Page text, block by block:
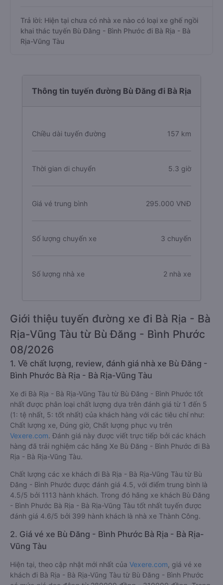
Trả lời: Hiện tại chưa có nhà xe nào có loại xe ghế ngồi
khai thác tuyến Bù Đăng - Bình Phước đi Bà Rịa - Bà
Rịa-Vũng Tàu
Thông tin tuyến đường Bù Đăng đi Bà Rịa
Chiều dài tuyến đường 157 km
Thời gian di chuyển 5.3 giờ
Giá vé trung bình 295.000 VNĐ
Số lượng chuyến xe 3 chuyến
Số lượng nhà xe 2 nhà xe
Giới thiệu tuyến đường xe đi Bà Rịa - Bà
Rịa-Vũng Tàu từ Bù Đăng - Bình Phước
08/2026
1. Về chất lượng, review, đánh giá nhà xe Bù Đăng -
Bình Phước Bà Rịa - Bà Rịa-Vũng Tàu
Xe đi Bà Rịa - Bà Rịa-Vũng Tàu từ Bù Đăng - Bình Phước tốt
nhất được phân loại chất lượng dựa trên đánh giá từ 1 đến 5
(1: tệ nhất, 5: tốt nhất) của khách hàng với các tiêu chí như:
Chất lượng xe, Đúng giờ, Chất lượng phục vụ trên
Vexere.com. Đánh giá này được viết trực tiếp bởi các khách
hàng đã trải nghiệm các hãng Xe Bù Đăng - Bình Phước đi Bà
Rịa - Bà Rịa-Vũng Tàu.
Chất lượng các xe khách đi Bà Rịa - Bà Rịa-Vũng Tàu từ Bù
Đăng - Bình Phước được đánh giá 4.5, với điểm trung bình là
4.5/5 bởi 1113 hành khách. Trong đó hãng xe khách Bù Đăng
- Bình Phước Bà Rịa - Bà Rịa-Vũng Tàu tốt nhất tuyến được
đánh giá 4.6/5 bởi 399 hành khách là nhà xe Thành Công.
2. Giá vé xe Bù Đăng - Bình Phước Bà Rịa - Bà Rịa-
Vũng Tàu
Hiện tại, theo cập nhật mới nhất của Vexere.com , giá vé xe
khách đi Bà Rịa - Bà Rịa-Vũng Tàu từ Bù Đăng - Bình Phước